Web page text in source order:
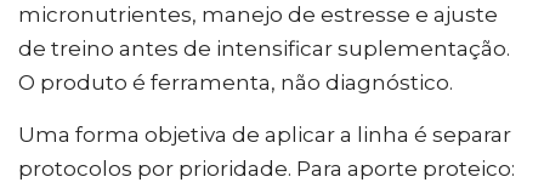
micronutrientes, manejo de estresse e ajuste
de treino antes de intensificar suplementação.
O produto é ferramenta, não diagnóstico.
Uma forma objetiva de aplicar a linha é separar
protocolos por prioridade. Para aporte proteico: